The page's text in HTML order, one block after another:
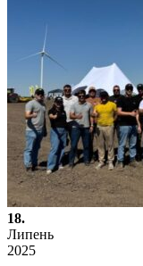
18.
Липень
2025